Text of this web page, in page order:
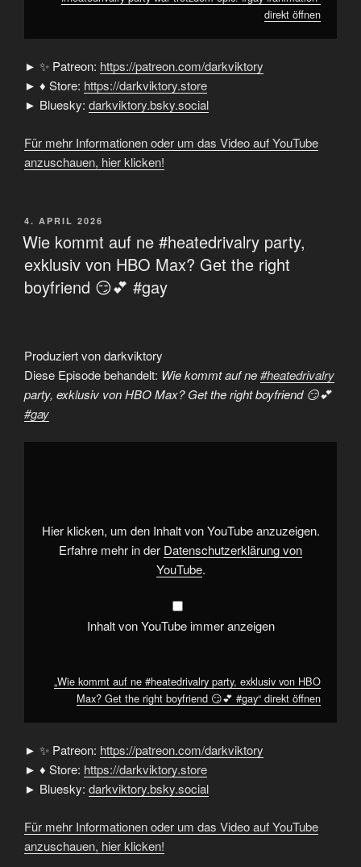
direkt öffnen
► ✨ Patreon: https://patreon.com/darkviktory
► ♦ Store: https://darkviktory.store
► Bluesky: darkviktory.bsky.social
Für mehr Informationen oder um das Video auf YouTube
anzuschauen, hier klicken!
VERÖFFENTLICHT
AM
4. APRIL 2026
Wie kommt auf ne #heatedrivalry party,
exklusiv von HBO Max? Get the right
boyfriend 😏💕 #gay
Produziert von darkviktory
Diese Episode behandelt: Wie kommt auf ne#heatedrivalry
party, exklusiv von HBO Max? Get the right boyfriend 😏💕
#gay
„Wie
von
HBOHier klicken, um den Inhalt von YouTube anzuzeigen.
Erfahre mehr in der Datenschutzerklärung von
YouTube.
Inhalt von YouTube immer anzeigen
„Wie kommt auf ne #heatedrivalry party, exklusiv von HBO
Max? Get the right boyfriend 😏💕 #gay“ direkt öffnen
► ✨ Patreon: https://patreon.com/darkviktory
► ♦ Store: https://darkviktory.store
► Bluesky: darkviktory.bsky.social
Für mehr Informationen oder um das Video auf YouTube
anzuschauen, hier klicken!